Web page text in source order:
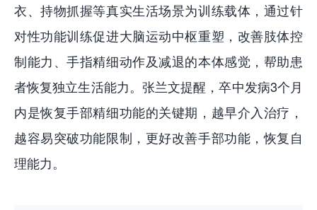
衣、持物抓握等真实生活场景为训练载体，通过针
对性功能训练促进大脑运动中枢重塑，改善肢体控
制能力、手指精细动作及减退的本体感觉，帮助患
者恢复独立生活能力。张兰文提醒，卒中发病3个月
内是恢复手部精细功能的关键期，越早介入治疗，
越容易突破功能限制，更好改善手部功能，恢复自
理能力。